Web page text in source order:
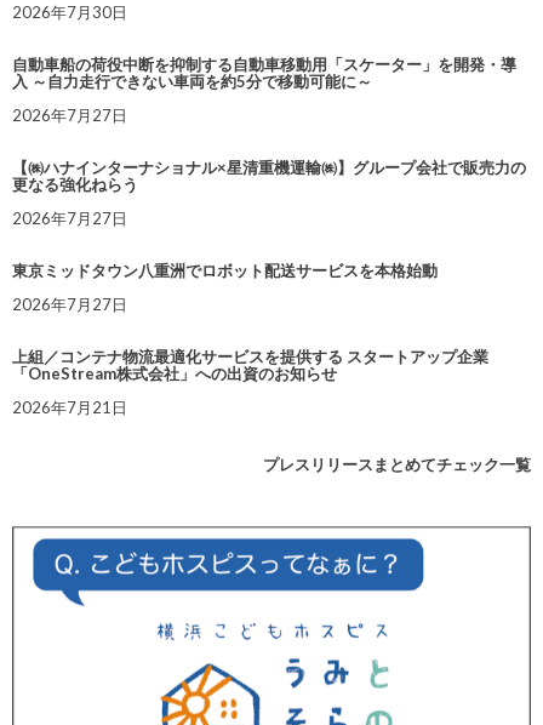
2026年7月30日
自動車船の荷役中断を抑制する自動車移動用「スケーター」を開発・導
入 ～自力走行できない車両を約5分で移動可能に～
2026年7月27日
【㈱ハナインターナショナル×星清重機運輸㈱】グループ会社で販売力の
更なる強化ねらう
2026年7月27日
東京ミッドタウン八重洲でロボット配送サービスを本格始動
2026年7月27日
上組／コンテナ物流最適化サービスを提供する スタートアップ企業
「OneStream株式会社」への出資のお知らせ
2026年7月21日
プレスリリースまとめてチェック一覧